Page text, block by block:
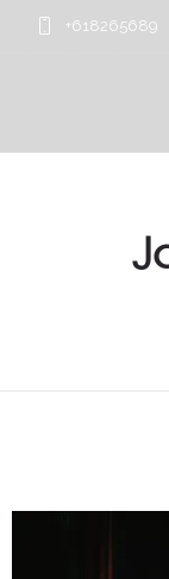
+618265689